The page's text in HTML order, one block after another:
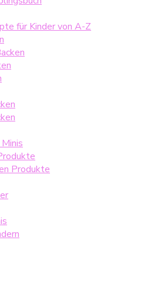
für Kinder von A-Z
Produkte